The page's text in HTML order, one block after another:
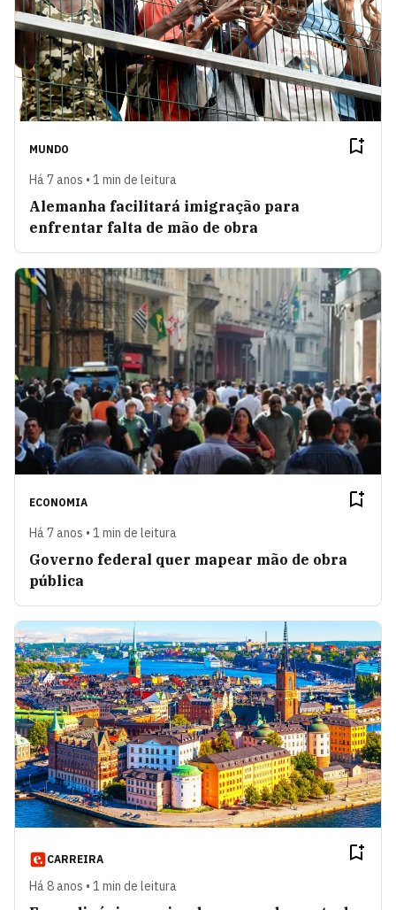
MUNDO
Há 7 anos • 1 min de leitura
Alemanha facilitará imigração para
enfrentar falta de mão de obra
ECONOMIA
Há 7 anos • 1 min de leitura
Governo federal quer mapear mão de obra
pública
CARREIRA
Há 8 anos • 1 min de leitura